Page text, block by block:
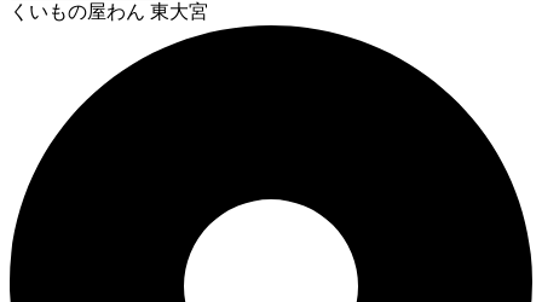
くいもの屋わん 東大宮